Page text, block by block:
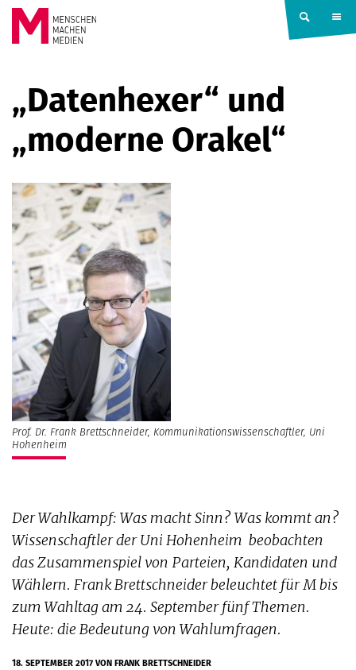
Springe zum Inhalt
MACHEN
MEDIEN
„Datenhexer“ und
„moderne Orakel“
Prof. Dr. Frank Brettschneider, Kommunikationswissenschaftler, Uni
Hohenheim
Der Wahlkampf: Was macht Sinn? Was kommt an?
Wissenschaftler der Uni Hohenheim beobachten
das Zusammenspiel von Parteien, Kandidaten und
Wählern. Frank Brettschneider beleuchtet für M bis
zum Wahltag am 24. September fünf Themen.
Heute: die Bedeutung von Wahlumfragen.
18. SEPTEMBER 2017VON FRANK BRETTSCHNEIDER